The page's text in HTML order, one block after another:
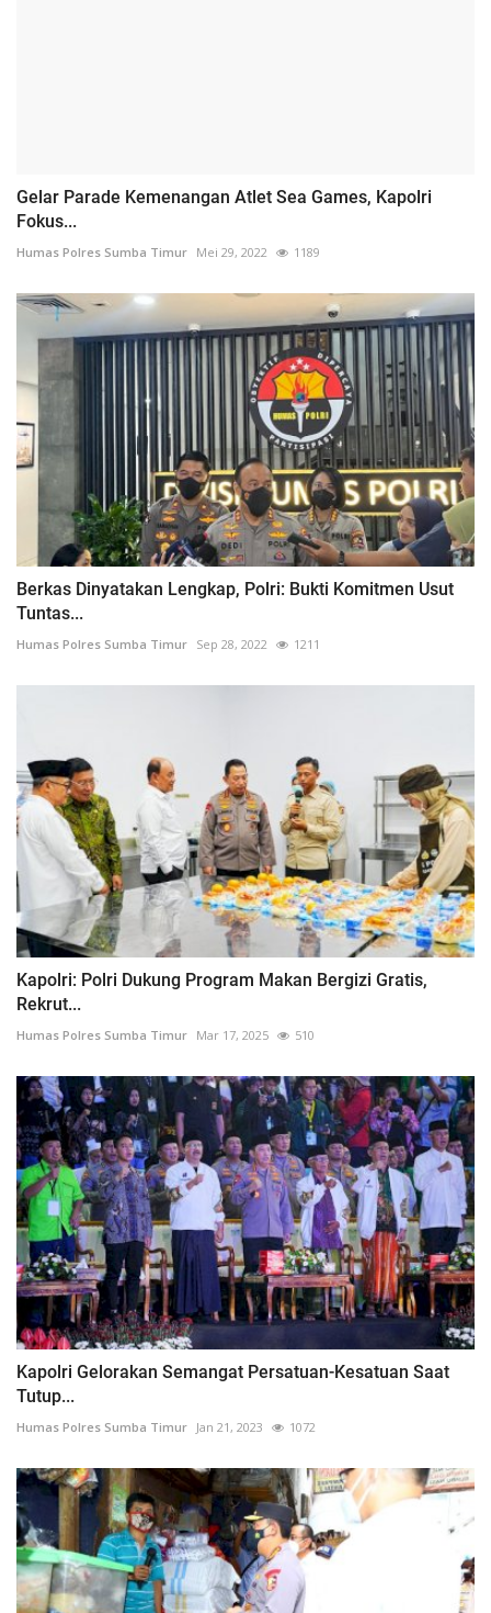
Gelar Parade Kemenangan Atlet Sea Games, Kapolri
Fokus...
Humas Polres Sumba Timur Mei 29, 2022 1189
Berkas Dinyatakan Lengkap, Polri: Bukti Komitmen Usut
Tuntas...
Humas Polres Sumba Timur Sep 28, 2022 1211
Kapolri: Polri Dukung Program Makan Bergizi Gratis,
Rekrut...
Humas Polres Sumba Timur Mar 17, 2025 510
Kapolri Gelorakan Semangat Persatuan-Kesatuan Saat
Tutup...
Humas Polres Sumba Timur Jan 21, 2023 1072